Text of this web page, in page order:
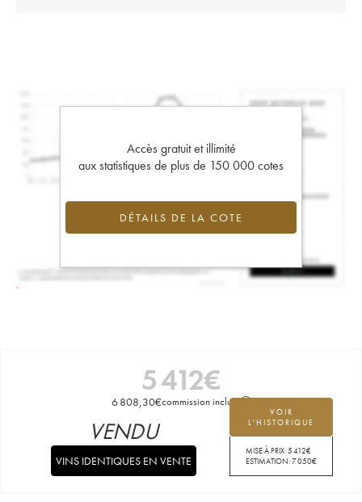
Accès gratuit et illimité
aux statistiques de plus de 150 000 cotes
DÉTAILS DE LA COTE
5 412€
6 808,30€commission incluse
VOIR
L'HISTORIQUE
MISE À PRIX:5 412€
ESTIMATION:7 050€
VENDU
VINS IDENTIQUES EN VENTE